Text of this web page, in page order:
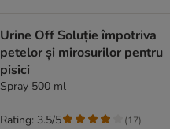
Urine Off Soluție împotriva
petelor și mirosurilor pentru
pisici
Spray 500 ml
Rating: 3.5/5 (17)